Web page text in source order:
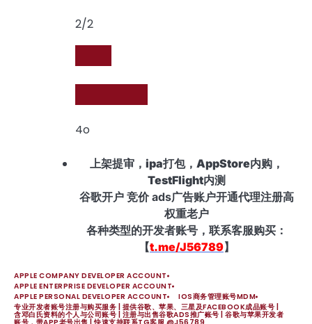
2/2
4o
上架提审，ipa打包，AppStore内购，
TestFlight内测
谷歌开户 竞价 ads广告账户开通代理注册高
权重老户
各种类型的开发者账号，联系客服购买：
【t.me/J56789】
APPLE COMPANY DEVELOPER ACCOUNT
APPLE ENTERPRISE DEVELOPER ACCOUNT
APPLE PERSONAL DEVELOPER ACCOUNT
IOS商务管理账号MDM
专业开发者账号注册与购买服务 | 提供谷歌、苹果、三星及FACEBOOK成品账号 |
含邓白氏资料的个人与公司账号 | 注册与出售谷歌ADS推广账号 | 谷歌与苹果开发者